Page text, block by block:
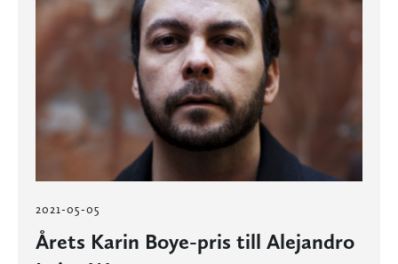
2021-05-05
Årets Karin Boye-pris till Alejandro